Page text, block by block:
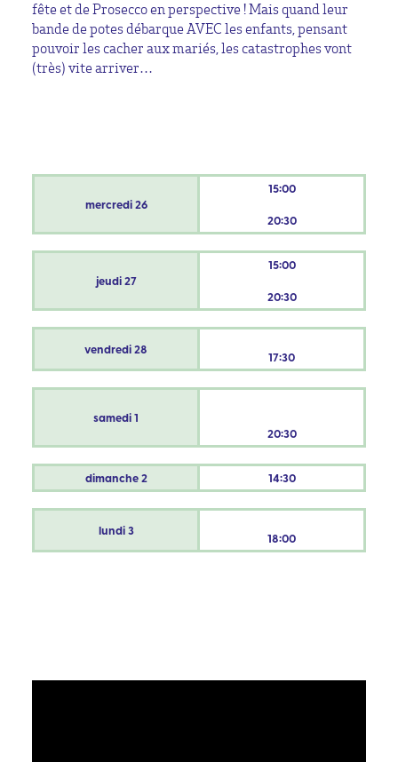
fête et de Prosecco en perspective ! Mais quand leur
bande de potes débarque AVEC les enfants, pensant
pouvoir les cacher aux mariés, les catastrophes vont
(très) vite arriver…
mercredi26
15:00
20:30
jeudi27
15:00
20:30
vendredi28 17:30
samedi1
20:30
dimanche2 14:30
lundi3 18:00